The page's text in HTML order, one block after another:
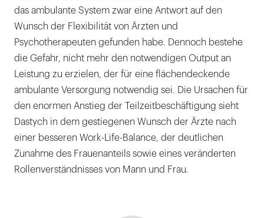
das ambulante System zwar eine Antwort auf den
Wunsch der Flexibilität von Ärzten und
Psychotherapeuten gefunden habe. Dennoch bestehe
die Gefahr, nicht mehr den notwendigen Output an
Leistung zu erzielen, der für eine flächendeckende
ambulante Versorgung notwendig sei. Die Ursachen für
den enormen Anstieg der Teilzeitbeschäftigung sieht
Dastych in dem gestiegenen Wunsch der Ärzte nach
einer besseren Work-Life-Balance, der deutlichen
Zunahme des Frauenanteils sowie eines veränderten
Rollenverständnisses von Mann und Frau.